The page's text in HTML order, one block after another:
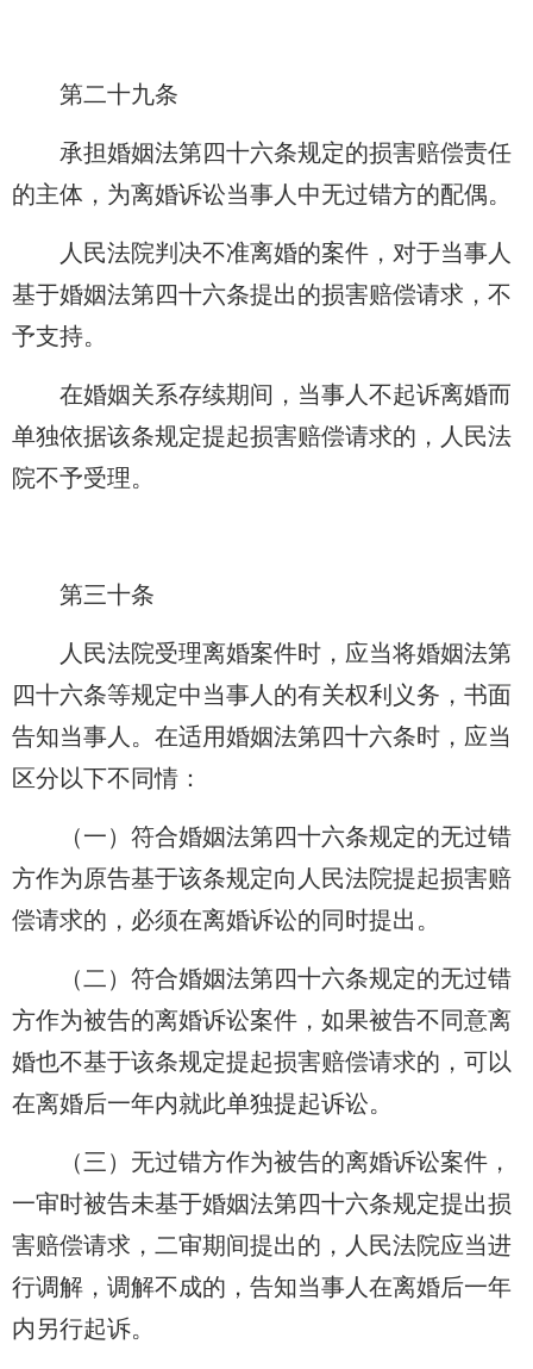
第二十九条
承担婚姻法第四十六条规定的损害赔偿责任
的主体，为离婚诉讼当事人中无过错方的配偶。
人民法院判决不准离婚的案件，对于当事人
基于婚姻法第四十六条提出的损害赔偿请求，不
予支持。
在婚姻关系存续期间，当事人不起诉离婚而
单独依据该条规定提起损害赔偿请求的，人民法
院不予受理。
第三十条
人民法院受理离婚案件时，应当将婚姻法第
四十六条等规定中当事人的有关权利义务，书面
告知当事人。在适用婚姻法第四十六条时，应当
区分以下不同情：
（一）符合婚姻法第四十六条规定的无过错
方作为原告基于该条规定向人民法院提起损害赔
偿请求的，必须在离婚诉讼的同时提出。
（二）符合婚姻法第四十六条规定的无过错
方作为被告的离婚诉讼案件，如果被告不同意离
婚也不基于该条规定提起损害赔偿请求的，可以
在离婚后一年内就此单独提起诉讼。
（三）无过错方作为被告的离婚诉讼案件，
一审时被告未基于婚姻法第四十六条规定提出损
害赔偿请求，二审期间提出的，人民法院应当进
行调解，调解不成的，告知当事人在离婚后一年
内另行起诉。